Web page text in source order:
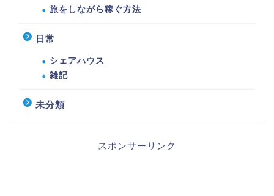
旅をしながら稼ぐ方法
日常
シェアハウス
雑記
未分類
スポンサーリンク